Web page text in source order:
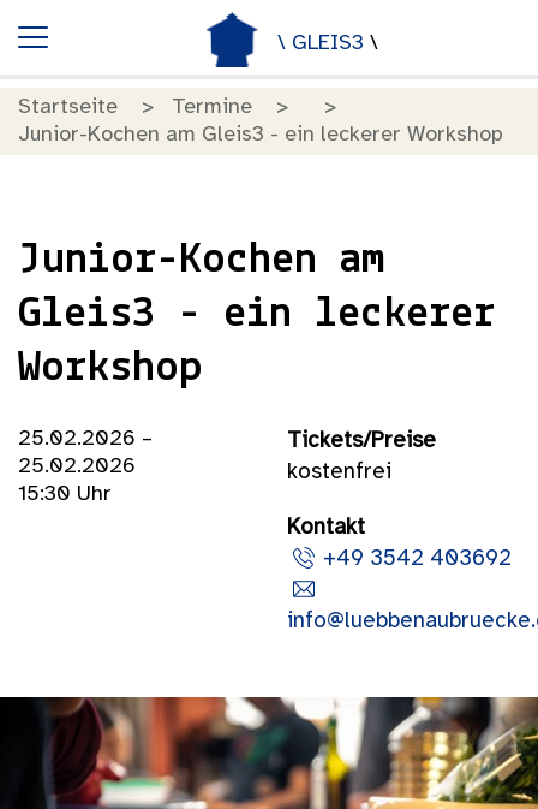
\ GLEIS3\
Startseite
Termine
Junior-Kochen am Gleis3 - ein leckerer Workshop
Junior-Kochen am
Gleis3 - ein leckerer
Workshop
25.02.2026 –
25.02.2026
15:30 Uhr
Tickets/Preise
kostenfrei
Kontakt
+49 3542 403692